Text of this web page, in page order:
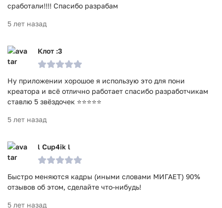
сработали!!!! Спасибо разрабам
5 лет назад
Клот :3
Ну приложении хорошое я использую это для пони
креатора и всё отлично работает спасибо разработчикам
ставлю 5 звёздочек ⭐⭐⭐⭐⭐
5 лет назад
l Cup4ik l
Быстро меняются кадры (иными словами МИГАЕТ) 90%
отзывов об этом, сделайте что-нибудь!
5 лет назад